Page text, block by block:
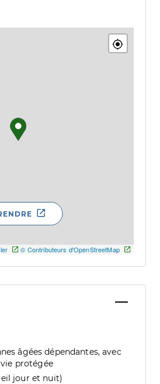
© Contributeurs d'OpenStreetMap
âgées dépendantes, avec
protégée
jour et nuit)